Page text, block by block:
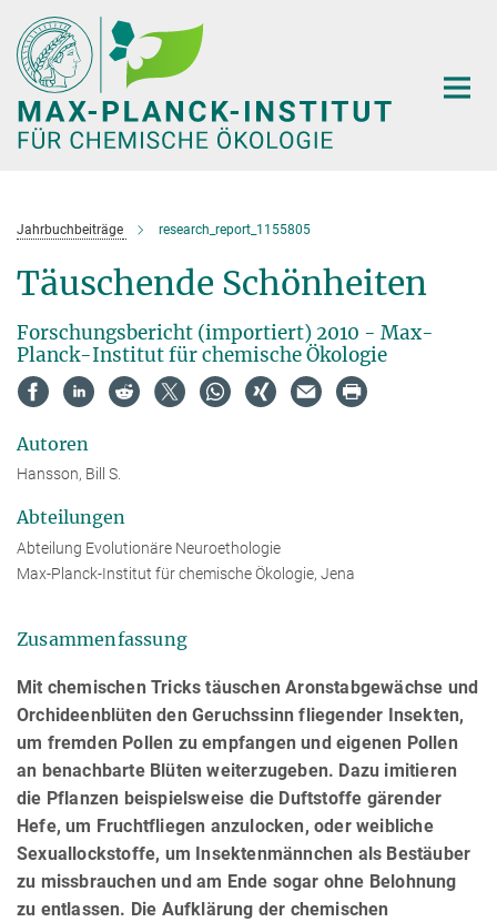
Hauptinhalt
Jahrbuchbeiträge research_report_1155805
Täuschende Schönheiten
Forschungsbericht (importiert) 2010 - Max-
Planck-Institut für chemische Ökologie
Autoren
Hansson, Bill S.
Abteilungen
Abteilung Evolutionäre Neuroethologie
Max-Planck-Institut für chemische Ökologie, Jena
Zusammenfassung
Mit chemischen Tricks täuschen Aronstabgewächse und
Orchideenblüten den Geruchssinn fliegender Insekten,
um fremden Pollen zu empfangen und eigenen Pollen
an benachbarte Blüten weiterzugeben. Dazu imitieren
die Pflanzen beispielsweise die Duftstoffe gärender
Hefe, um Fruchtfliegen anzulocken, oder weibliche
Sexuallockstoffe, um Insektenmännchen als Bestäuber
zu missbrauchen und am Ende sogar ohne Belohnung
zu entlassen. Die Aufklärung der chemischen